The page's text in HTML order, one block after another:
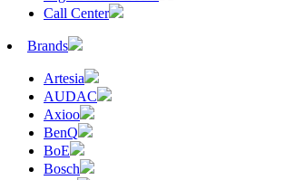
Call Center
Brands
Artesia
AUDAC
Axioo
BenQ
BoE
Bosch